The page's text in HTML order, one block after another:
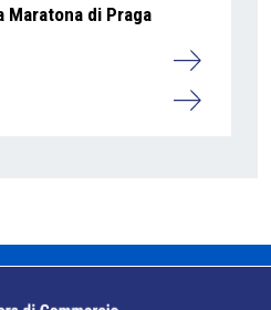
Maratona di Praga